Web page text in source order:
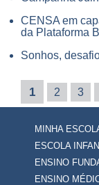
CENSA em
da Plataforma
Sonhos,
1 2 3
MINHA
ESCOLA
ENSINO
ENSINO